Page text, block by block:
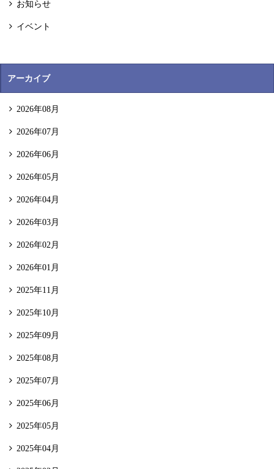
お知らせ
イベント
アーカイブ
2026年08月
2026年07月
2026年06月
2026年05月
2026年04月
2026年03月
2026年02月
2026年01月
2025年11月
2025年10月
2025年09月
2025年08月
2025年07月
2025年06月
2025年05月
2025年04月